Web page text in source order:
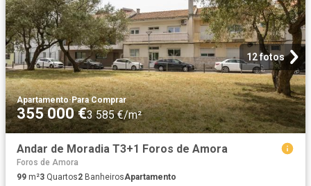
12 fotos
Apartamento·Para Comprar
355 000 €3 585 €/m²
Andar de Moradia T3+1 Foros de Amora
Foros de Amora
99 m²3 Quartos2 BanheirosApartamento